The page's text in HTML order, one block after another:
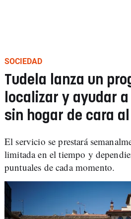
SOCIEDAD
Tudela lanza un
localizar y ayudar
sin hogar de cara
El servicio se prestará
limitada en el tiempo y
puntuales de cada momento.